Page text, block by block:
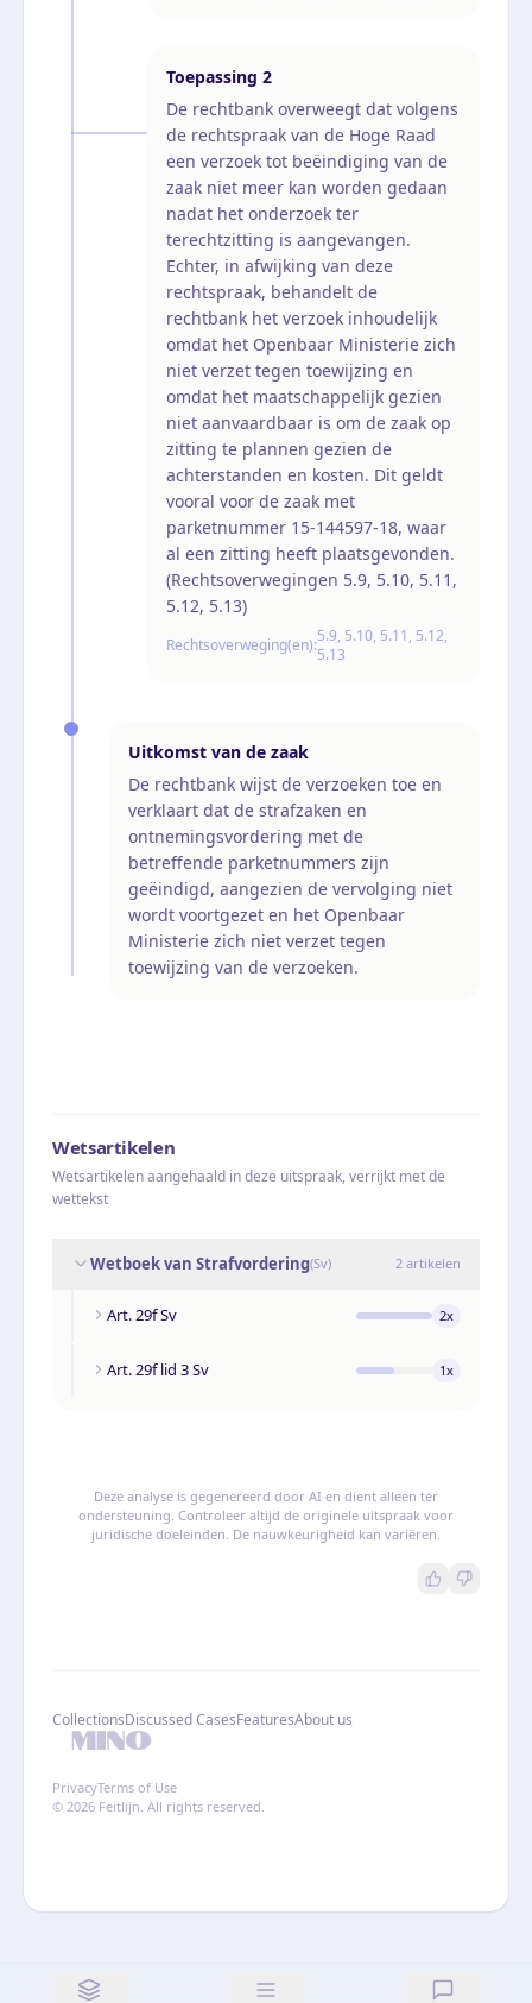
Toepassing 2
De rechtbank overweegt dat volgens
de rechtspraak van de Hoge Raad
een verzoek tot beëindiging van de
zaak niet meer kan worden gedaan
nadat het onderzoek ter
terechtzitting is aangevangen.
Echter, in afwijking van deze
rechtspraak, behandelt de
rechtbank het verzoek inhoudelijk
omdat het Openbaar Ministerie zich
niet verzet tegen toewijzing en
omdat het maatschappelijk gezien
niet aanvaardbaar is om de zaak op
zitting te plannen gezien de
achterstanden en kosten. Dit geldt
vooral voor de zaak met
parketnummer 15-144597-18, waar
al een zitting heeft plaatsgevonden.
(Rechtsoverwegingen 5.9, 5.10, 5.11,
5.12, 5.13)
Rechtsoverweging(en):5.9, 5.10, 5.11, 5.12,
5.13
Uitkomst van de zaak
De rechtbank wijst de verzoeken toe en
verklaart dat de strafzaken en
ontnemingsvordering met de
betreffende parketnummers zijn
geëindigd, aangezien de vervolging niet
wordt voortgezet en het Openbaar
Ministerie zich niet verzet tegen
toewijzing van de verzoeken.
Wetsartikelen
Wetsartikelen aangehaald in deze uitspraak, verrijkt met de
wettekst
Wetboek van Strafvordering(Sv) 2 artikelen
Art. 29f Sv 2x
Art. 29f lid 3 Sv 1x
Deze analyse is gegenereerd door AI en dient alleen ter
ondersteuning. Controleer altijd de originele uitspraak voor
juridische doeleinden. De nauwkeurigheid kan variëren.
CollectionsDiscussed CasesFeaturesAbout us
PrivacyTerms of Use
© 2026 Feitlijn. All rights reserved.